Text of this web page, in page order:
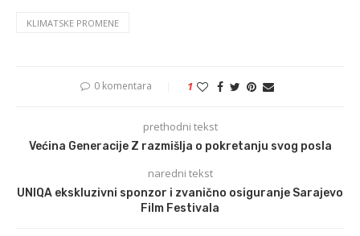
KLIMATSKE PROMENE
0 komentara 1
prethodni tekst
Većina Generacije Z razmišlja o pokretanju svog posla
naredni tekst
UNIQA ekskluzivni sponzor i zvanično osiguranje Sarajevo
Film Festivala